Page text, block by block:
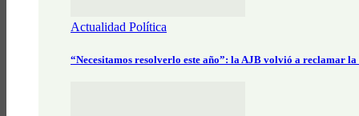
Actualidad Política
“Necesitamos resolverlo este año”: la AJB volvió a reclamar